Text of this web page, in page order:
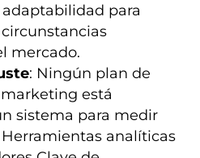
para
mercado.
: Ningún plan de
está
sistema para medir
analíticas